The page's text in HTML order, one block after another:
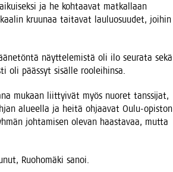
ja he koh­taa­vat mat­kal­laan
kruu­naa tai­ta­vat lau­luo­suu­det, joi­hin
näyt­te­le­mis­tä oli ilo seu­ra­ta sekä
oli pääs­syt sisäl­le rooleihinsa.
mukaan liit­tyi­vät myös nuo­ret tans­si­jat,
alu­eel­la ja hei­tä ohjaa­vat Oulu-opis­ton
joh­ta­mi­sen ole­van haas­ta­vaa, mut­ta
Ruo­ho­mä­ki sanoi.